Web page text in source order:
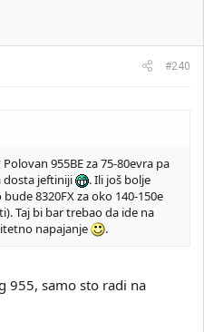
#240
955BE za 75-80evra pa
dosta jeftiniji
. Ili još bolje
8320FX za oko 140-150e
Taj bi bar trebao da ide na
napajanje
.
955, samo sto radi na